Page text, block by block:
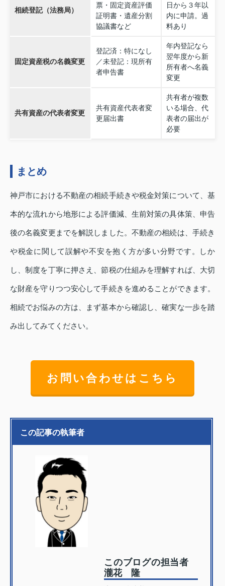
相続登記（法務局）
票・固定資産評価
証明書・遺産分割
協議書など
日から３年以
内に申請。過
料あり
固定資産税の名義変更
登記済：特になし
／未登記：現所有
者申告書
年内登記なら
翌年度から新
所有者へ名義
変更
共有資産の代表者変更
共有資産代表者変
更届出書
共有者が複数
いる場合、代
表者の届出が
必要
まとめ
神戸市における不動産の相続手続きや税金対策について、基
本的な流れから地形による評価減、生前対策の具体策、申告
後の名義変更までを解説しました。不動産の相続は、手続き
や税金に関して誤解や不安を抱く方が多い分野です。しか
し、制度を丁寧に押さえ、節税の仕組みを理解すれば、大切
な財産を守りつつ安心して手続きを進めることができます。
相続でお悩みの方は、まず基本から確認し、確実な一歩を踏
み出してみてください。
お問い合わせはこちら
この記事の執筆者
このブログの担当者
瀧花 隆